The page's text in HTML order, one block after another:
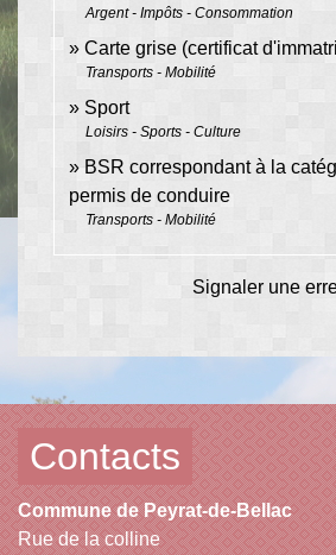
Argent - Impôts - Consommation
Carte grise (certificat
Transports - Mobilité
Sport
Loisirs - Sports - Culture
BSR correspondant à la
permis de conduire
Transports - Mobilité
Signaler une
Contacts
Commune de Peyrat-de-Bellac
Rue de la colline